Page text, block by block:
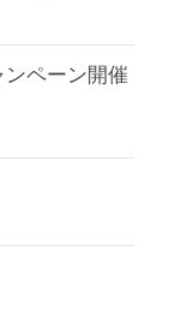
ペーン開催